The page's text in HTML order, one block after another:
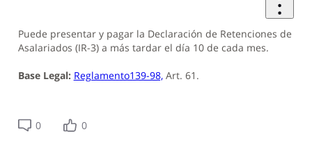
Puede presentar y pagar la Declaración de Retenciones de
Asalariados (IR-3) a más tardar el día 10 de cada mes.
Base Legal: Reglamento139-98,Art. 61.
0 0